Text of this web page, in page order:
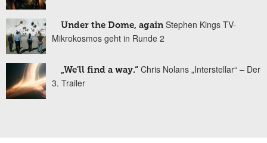
Under the Dome, again Stephen Kings TV-
Mikrokosmos geht in Runde 2
„We'll find a way.“ Chris Nolans „Interstellar“ – Der
3. Trailer